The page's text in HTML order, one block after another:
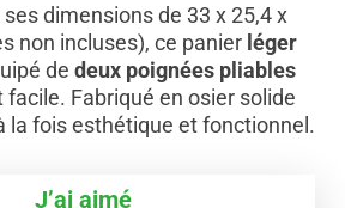
dimensions de 33 x 25,4 x
non incluses), ce panier léger
de deux poignées pliables
Fabriqué en osier solide
la fois esthétique et fonctionnel.
J’ai aimé